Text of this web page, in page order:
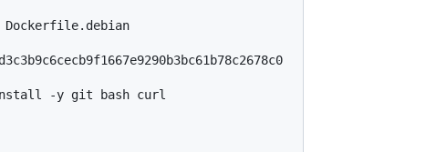
install -y git bash curl